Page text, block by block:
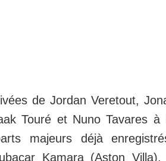
de Jordan Veretout,
Touré et Nuno Tavares
majeurs déjà
Kamara (Aston